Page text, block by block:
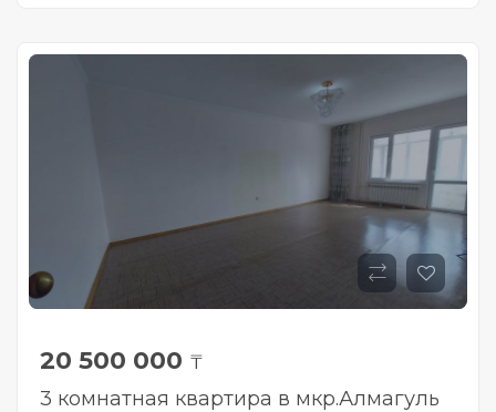
20 500 000 ₸
3 комнатная квартира в мкр.Алмагуль